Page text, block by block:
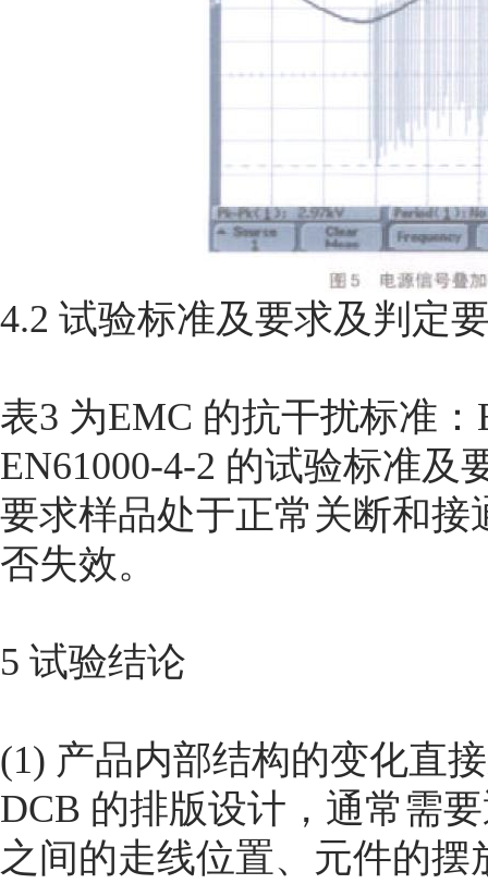
4.2 试验标准及要求及判定
表3 为EMC 的抗干扰标准：
EN61000-4-2 的试验标准及
要求样品处于正常关断和
否失效。
5 试验结论
(1) 产品内部结构的变化直
DCB 的排版设计，通常需
之间的走线位置、元件的